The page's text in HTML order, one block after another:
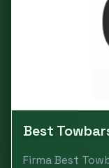
Best
Firma Best